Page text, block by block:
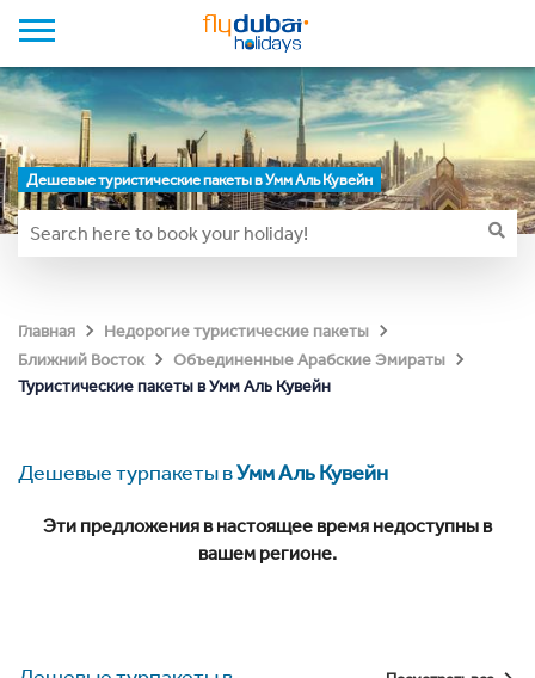
Дешевые туристические пакеты в Умм Аль Кувейн
Главная
Недорогие туристические пакеты
Ближний Восток
Объединенные Арабские Эмираты
Туристические пакеты в Умм Аль Кувейн
Дешевые турпакеты вУмм Аль Кувейн
Эти предложения в настоящее время недоступны в
вашем регионе.